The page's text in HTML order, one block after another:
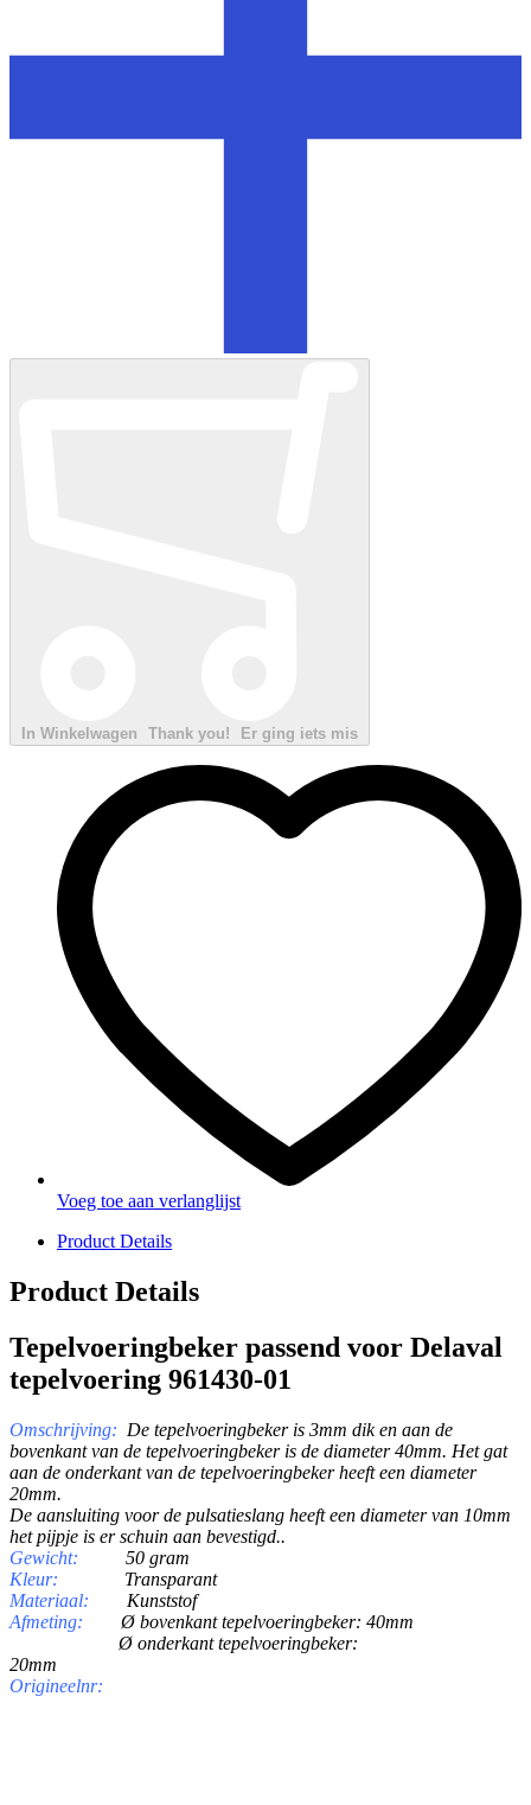
In Winkelwagen Thank you! Er ging iets mis
Voeg toe aan verlanglijst
Product Details
Product Details
Tepelvoeringbeker passend voor Delaval
tepelvoering 961430-01
Omschrijving: De tepelvoeringbeker is 3mm dik en aan de
bovenkant van de tepelvoeringbeker is de diameter 40mm. Het gat
aan de onderkant van de tepelvoeringbeker heeft een diameter
20mm.
De aansluiting voor de pulsatieslang heeft een diameter van 10mm
het pijpje is er schuin aan bevestigd..
Gewicht:
50 gram
Kleur:
Transparant
Materiaal:
Kunststof
Afmeting:
Ø bovenkant tepelvoeringbeker: 40mm
Ø onderkant tepelvoeringbeker:
20mm
Origineelnr: